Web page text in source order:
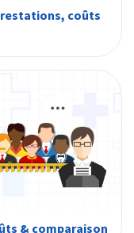
coûts
& comparaison